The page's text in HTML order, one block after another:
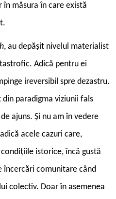
în măsura în care există
, au depășit nivelul materialist
Adică pentru ei
ireversibil spre dezastru.
din paradigma viziunii fals
ajuns. Și nu am în vedere
acele cazuri care,
istorice, încă gustă
încercări comunitare când
colectiv. Doar în asemenea